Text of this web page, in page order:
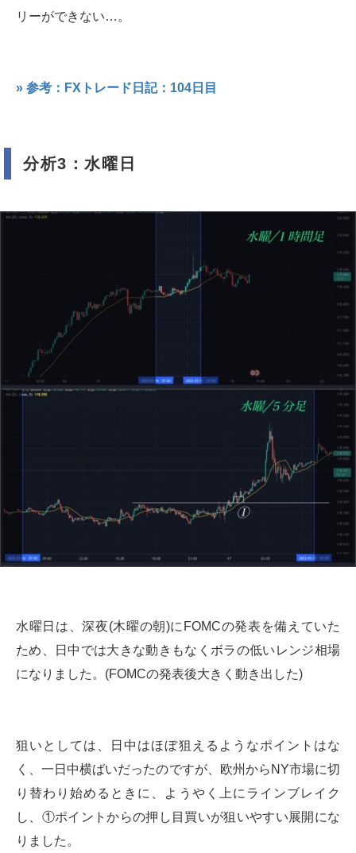
リーができない…。
» 参考：FXトレード日記：104日目
分析3：水曜日
水曜日は、深夜(木曜の朝)にFOMCの発表を備えていた
ため、日中では大きな動きもなくボラの低いレンジ相場
になりました。(FOMCの発表後大きく動き出した)
狙いとしては、日中はほぼ狙えるようなポイントはな
く、一日中横ばいだったのですが、欧州からNY市場に切
り替わり始めるときに、ようやく上にラインブレイク
し、①ポイントからの押し目買いが狙いやすい展開にな
りました。